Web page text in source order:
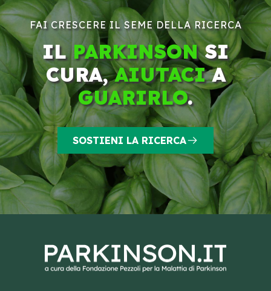
FAI CRESCERE IL SEME DELLA RICERCA
ILPARKINSONSI
CURA,AIUTACIA
GUARIRLO.
SOSTIENI LA RICERCA